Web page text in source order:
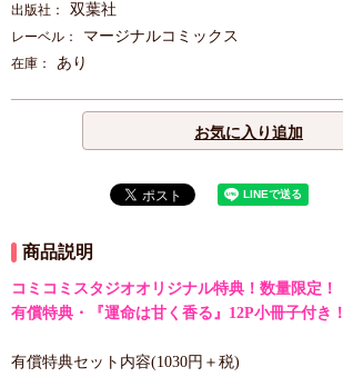
出版社： 双葉社
レーベル： マージナルコミックス
在庫： あり
お気に入り追加
商品説明
コミコミスタジオオリジナル特典！数量限定！
有償特典・『運命は甘く香る』12P小冊子付き！
有償特典セット内容(1030円＋税)